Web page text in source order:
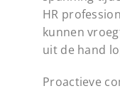
HR
kunnen
uit de hand
Proactieve